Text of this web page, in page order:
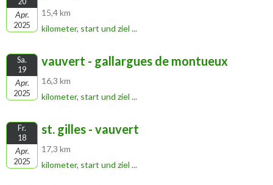
Apr.
2025
15,4 km
kilometer, start und ziel ...
Sa.
19
Apr.
2025
vauvert - gallargues de montueux
16,3 km
kilometer, start und ziel ...
Fr.
18
Apr.
2025
st. gilles - vauvert
17,3 km
kilometer, start und ziel ...